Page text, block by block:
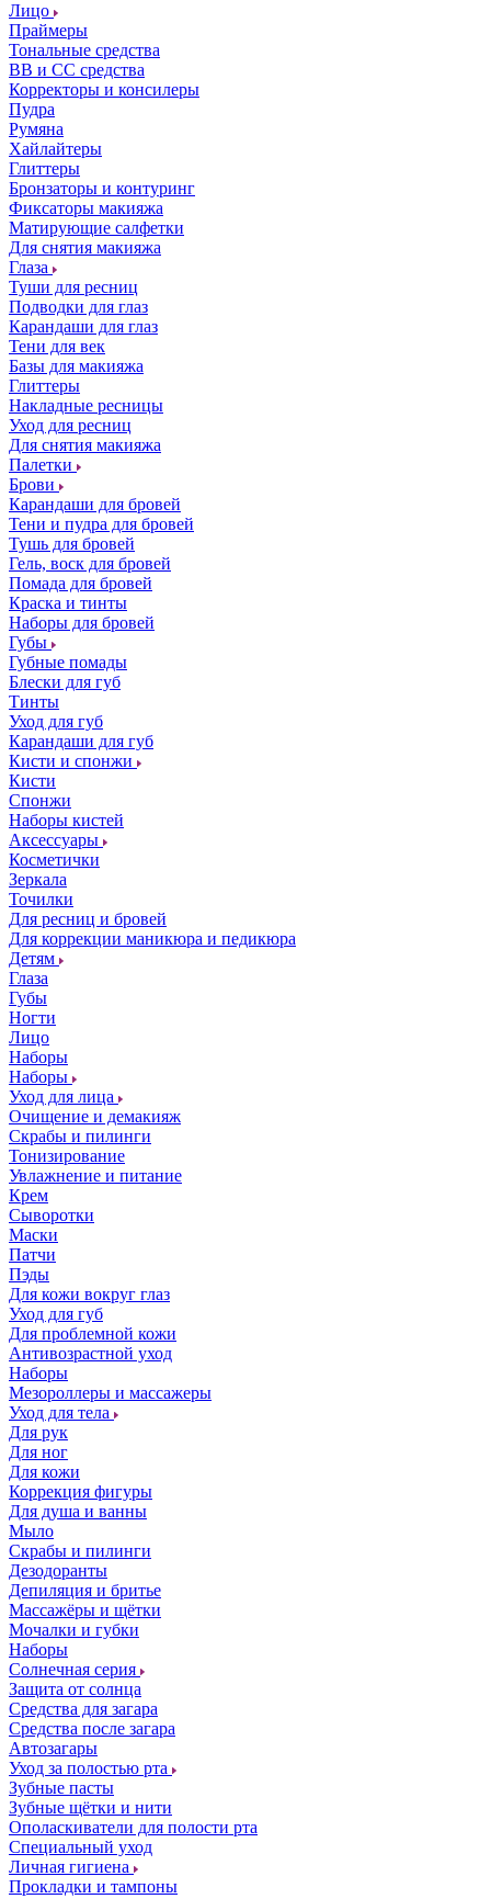
Лицо
Праймеры
Тональные средства
ВВ и СС средства
Корректоры и консилеры
Пудра
Румяна
Хайлайтеры
Глиттеры
Бронзаторы и контуринг
Фиксаторы макияжа
Матирующие салфетки
Для снятия макияжа
Глаза
Туши для ресниц
Подводки для глаз
Карандаши для глаз
Тени для век
Базы для макияжа
Глиттеры
Накладные ресницы
Уход для ресниц
Для снятия макияжа
Палетки
Брови
Карандаши для бровей
Тени и пудра для бровей
Тушь для бровей
Гель, воск для бровей
Помада для бровей
Краска и тинты
Наборы для бровей
Губы
Губные помады
Блески для губ
Тинты
Уход для губ
Карандаши для губ
Кисти и спонжи
Кисти
Спонжи
Наборы кистей
Аксессуары
Косметички
Зеркала
Точилки
Для ресниц и бровей
Для коррекции маникюра и педикюра
Детям
Глаза
Губы
Ногти
Лицо
Наборы
Наборы
Уход для лица
Очищение и демакияж
Скрабы и пилинги
Тонизирование
Увлажнение и питание
Крем
Сыворотки
Маски
Патчи
Пэды
Для кожи вокруг глаз
Уход для губ
Для проблемной кожи
Антивозрастной уход
Наборы
Мезороллеры и массажеры
Уход для тела
Для рук
Для ног
Для кожи
Коррекция фигуры
Для душа и ванны
Мыло
Скрабы и пилинги
Дезодоранты
Депиляция и бритье
Массажёры и щётки
Мочалки и губки
Наборы
Солнечная серия
Защита от солнца
Средства для загара
Средства после загара
Автозагары
Уход за полостью рта
Зубные пасты
Зубные щётки и нити
Ополаскиватели для полости рта
Специальный уход
Личная гигиена
Прокладки и тампоны